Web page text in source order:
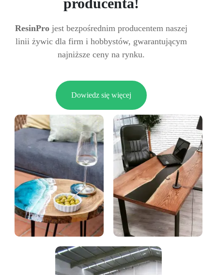
ResinPro jest bezpośrednim producentem naszej
linii żywic dla firm i hobbystów, gwarantującym
najniższe ceny na rynku.
Dowiedz się więcej